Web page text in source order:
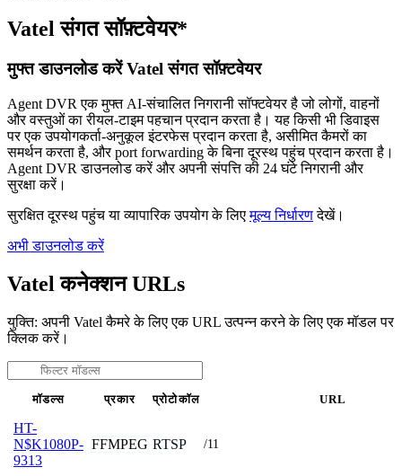
Vatel संगत सॉफ़्टवेयर*
मुफ्त डाउनलोड करें Vatel संगत सॉफ़्टवेयर
Agent DVR एक मुफ्त AI-संचालित निगरानी सॉफ्टवेयर है जो लोगों, वाहनों
और वस्तुओं का रीयल-टाइम पहचान प्रदान करता है। यह किसी भी डिवाइस
पर एक उपयोगकर्ता-अनुकूल इंटरफेस प्रदान करता है, असीमित कैमरों का
समर्थन करता है, और port forwarding के बिना दूरस्थ पहुंच प्रदान करता है।
Agent DVR डाउनलोड करें और अपनी संपत्ति की 24 घंटे निगरानी और
सुरक्षा करें।
सुरक्षित दूरस्थ पहुंच या व्यापारिक उपयोग के लिएमूल्य निर्धारणदेखें।
अभी डाउनलोड करें
Vatel कनेक्शन URLs
युक्ति: अपनी Vatel कैमरे के लिए एक URL उत्पन्न करने के लिए एक मॉडल पर
क्लिक करें।
मॉडल्स प्रकार प्रोटोकॉल URL
HT-
N$K1080P-
9313
FFMPEG RTSP /11